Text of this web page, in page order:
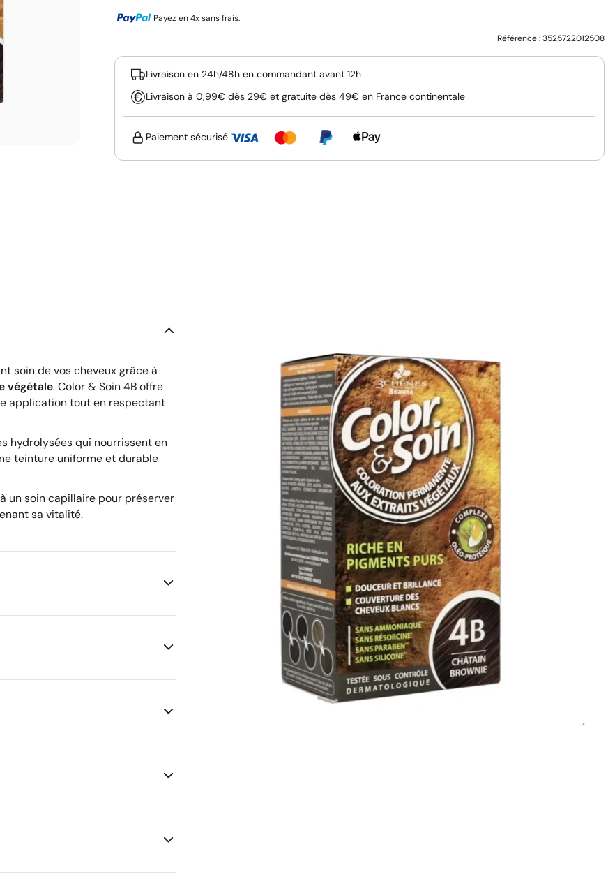
Payez en 4x sans frais.
Référence :3525722012508
Livraison en 24h/48h en commandant avant 12h
Livraison à 0,99€ dès 29€ et gratuite dès 49€ en France continentale
Paiement sécurisé
soin de vos cheveux grâce à
végétale. Color & Soin 4B offre
application tout en respectant
hydrolysées qui nourrissent en
teinture uniforme et durable
un soin capillaire pour préserver
sa vitalité.